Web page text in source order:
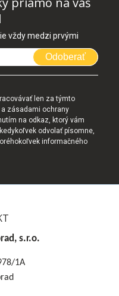
vždy medzi prvými
Odoberať
len za týmto
zásadami ochrany
na odkaz, ktorý vám
odvolať písomne,
informačného
s.r.o.
1A